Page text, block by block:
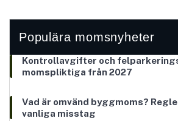
Populära momsnyheter
Kontrollavgifter och
momspliktiga från 2027
Vad är omvänd byggmoms?
vanliga misstag